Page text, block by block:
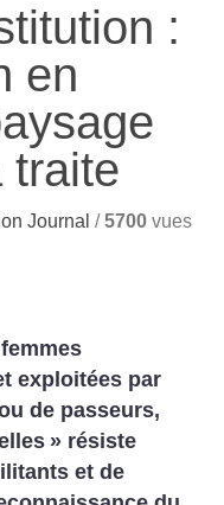
:
en
traite
Journal /5700 vues
exploitées par
de passeurs,
» résiste
et de